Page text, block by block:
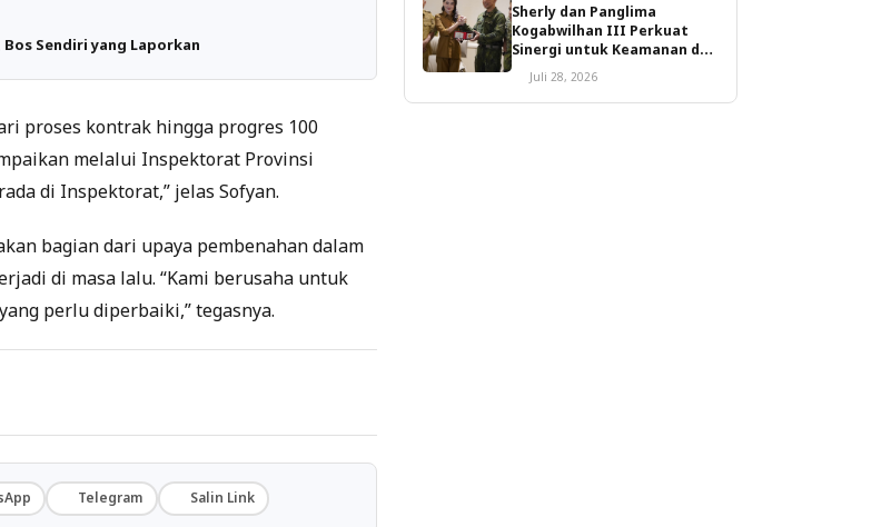
Sendiri yang Laporkan
proses kontrak hingga progres 100
melalui Inspektorat Provinsi
di Inspektorat,” jelas Sofyan.
bagian dari upaya pembenahan dalam
di masa lalu. “Kami berusaha untuk
perlu diperbaiki,” tegasnya.
Telegram Salin Link
Sherly dan Panglima
Kogabwilhan III Perkuat
Sinergi untuk Keamanan dan
Pembangunan Malut
Juli 28, 2026